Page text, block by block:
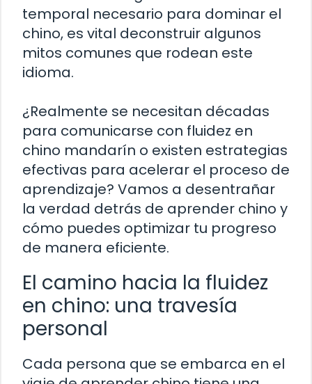
temporal necesario para dominar el
chino, es vital deconstruir algunos
mitos comunes que rodean este
idioma.
¿Realmente se necesitan décadas
para comunicarse con fluidez en
chino mandarín o existen estrategias
efectivas para acelerar el proceso de
aprendizaje? Vamos a desentrañar
la verdad detrás de aprender chino y
cómo puedes optimizar tu progreso
de manera eficiente.
El camino hacia la fluidez
en chino: una travesía
personal
Cada persona que se embarca en el